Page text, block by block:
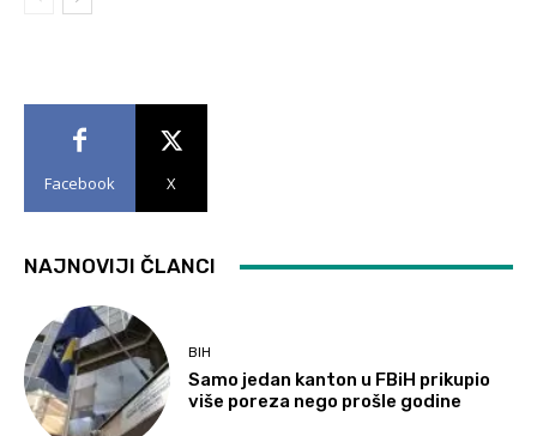
Facebook X
NAJNOVIJI ČLANCI
BIH
Samo jedan kanton u FBiH prikupio
više poreza nego prošle godine